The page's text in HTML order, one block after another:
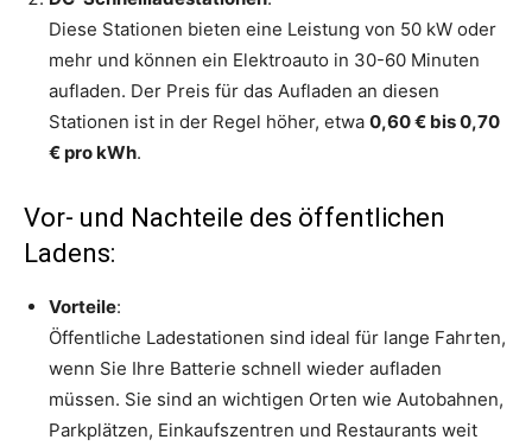
Diese Stationen bieten eine Leistung von 50 kW oder
mehr und können ein Elektroauto in 30-60 Minuten
aufladen. Der Preis für das Aufladen an diesen
Stationen ist in der Regel höher, etwa 0,60 € bis 0,70
€ pro kWh.
Vor- und Nachteile des öffentlichen
Ladens:
Vorteile:
Öffentliche Ladestationen sind ideal für lange Fahrten,
wenn Sie Ihre Batterie schnell wieder aufladen
müssen. Sie sind an wichtigen Orten wie Autobahnen,
Parkplätzen, Einkaufszentren und Restaurants weit